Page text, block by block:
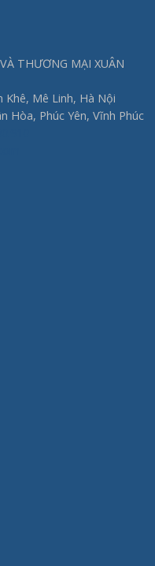
THƯƠNG MẠI XUÂN
Khê, Mê Linh, Hà Nội
Hòa, Phúc Yên, Vĩnh Phúc